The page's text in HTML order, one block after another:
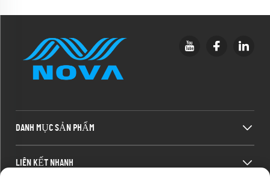
DANH MỤC SẢN PHẨM
LIÊN KẾT NHANH